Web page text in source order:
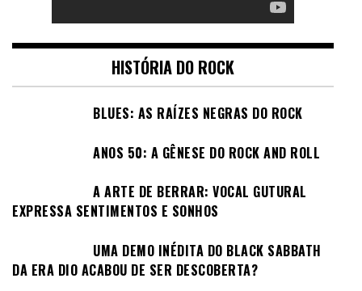
HISTÓRIA DO ROCK
BLUES: AS RAÍZES NEGRAS DO ROCK
ANOS 50: A GÊNESE DO ROCK AND ROLL
A ARTE DE BERRAR: VOCAL GUTURAL
EXPRESSA SENTIMENTOS E SONHOS
UMA DEMO INÉDITA DO BLACK SABBATH
DA ERA DIO ACABOU DE SER DESCOBERTA?